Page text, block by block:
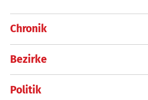
Chronik
Bezirke
Politik